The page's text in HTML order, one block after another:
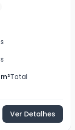
m²Total
Ver Detalhes